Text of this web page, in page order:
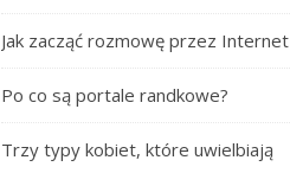
Jak zacząć rozmowę przez Internet
Po co są portale randkowe?
Trzy typy kobiet, które uwielbiają